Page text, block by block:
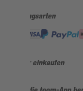
Zahlungsarten
Sicher einkaufen